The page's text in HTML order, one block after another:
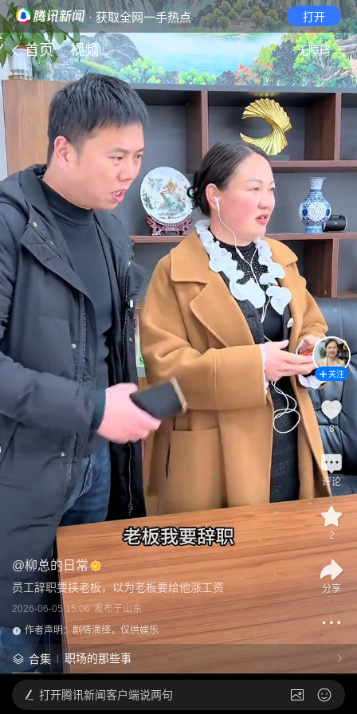
· 获取全网一手热点 打开
首页 视频 无障碍
@柳总的日常
员工辞职要挟老板，以为老板要给他涨工资
2026-06-05 15:06 发布于山东
作者声明：剧情演绎，仅供娱乐
合集 职场的那些事
关注
8
评论
2
分享
打开腾讯新闻客户端说两句